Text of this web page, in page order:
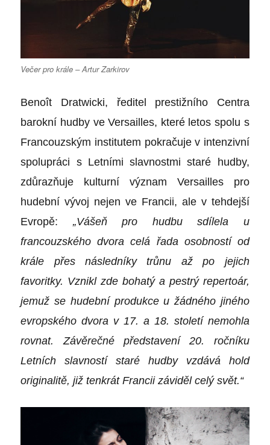
Večer pro krále – Artur Zarkirov
Benoît Dratwicki, ředitel prestižního Centra
barokní hudby ve Versailles, které letos spolu s
Francouzským institutem pokračuje v intenzivní
spolupráci s Letními slavnostmi staré hudby,
zdůrazňuje kulturní význam Versailles pro
hudební vývoj nejen ve Francii, ale v tehdejší
Evropě: „Vášeň pro hudbu sdílela u
francouzského dvora celá řada osobností od
krále přes následníky trůnu až po jejich
favoritky. Vznikl zde bohatý a pestrý repertoár,
jemuž se hudební produkce u žádného jiného
evropského dvora v 17. a 18. století nemohla
rovnat. Závěrečné představení 20. ročníku
Letních slavností staré hudby vzdává hold
originalitě, již tenkrát Francii záviděl celý svět.“